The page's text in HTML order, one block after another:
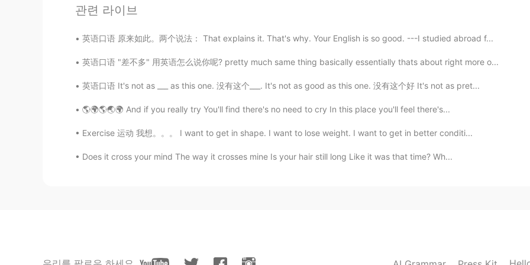
@Tim
Tim
EN PT FR ES
@Dony Jaja gracias Dony
Dony 2021.05.16 20:37
ES FR
관련 라이브
英语口语 原来如此。两个说法： That explains it. That's why. Your English is so good. ---I studied abroad f...
英语口语 "差不多" 用英语怎么说你呢? pretty much same thing basically essentially thats about right more o...
英语口语 It's not as ___ as this one. 没有这个___. It's not as good as this one. 没有这个好 It's not as pret...
🌎🌍🌎🌏🌍 And if you really try You'll find there's no need to cry In this place you'll feel there's...
Exercise 运动 我想。。。 I want to get in shape. I want to lose weight. I want to get in better conditi...
Does it cross your mind The way it crosses mine Is your hair still long Like it was that time? Wh...